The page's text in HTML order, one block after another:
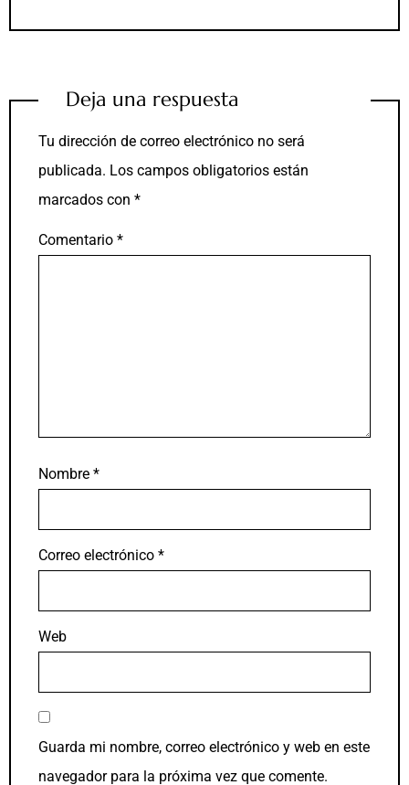
Deja una respuesta
Tu dirección de correo electrónico no será
publicada. Los campos obligatorios están
marcados con *
Comentario *
Nombre *
Correo electrónico *
Web
Guarda mi nombre, correo electrónico y web en este
navegador para la próxima vez que comente.